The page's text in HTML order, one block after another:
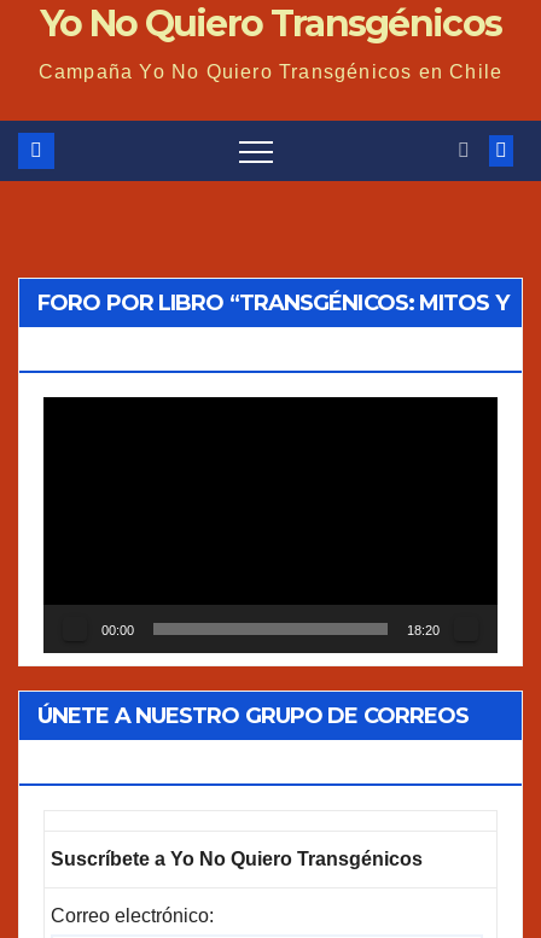
Yo No Quiero Transgénicos
Campaña Yo No Quiero Transgénicos en Chile
FORO POR LIBRO “TRANSGÉNICOS: MITOS Y
00:00 18:20
ÚNETE A NUESTRO GRUPO DE CORREOS
Suscríbete a Yo No Quiero Transgénicos
Correo electrónico: